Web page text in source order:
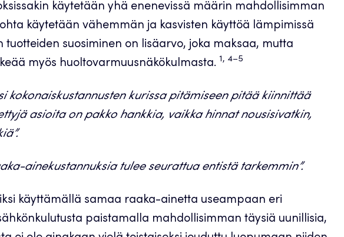
käytetään yhä enenevissä määrin mahdollisimman
käytetään vähemmän ja kasvisten käyttöä lämpimissä
tuotteiden suosiminen on lisäarvo, joka maksaa, mutta
myös huoltovarmuusnäkökulmasta. 1, 4–5
kokonaiskustannusten kurissa pitämiseen pitää kiinnittää
asioita on pakko hankkia, vaikka hinnat nousisivatkin,
ainekustannuksia tulee seurattua entistä tarkemmin”.
käyttämällä samaa raaka-ainetta useampaan eri
paistamalla mahdollisimman täysiä uunillisia,